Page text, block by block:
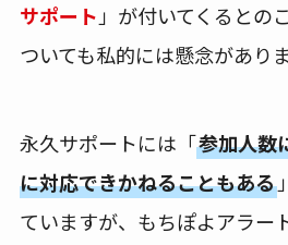
サポート」が付いてくるとの
ついても私的には懸念がありま
永久サポートには「参加人数
に対応できかねることもある
ていますが、もちぽよアラー